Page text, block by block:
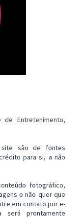
Entretenimento,
site são de fontes
para si, a não
fotográfico,
e não quer que
em contato por e-
será prontamente